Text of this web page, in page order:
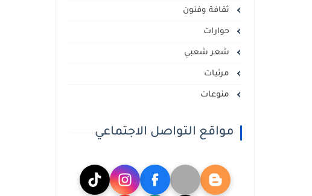
ثقافة وفنون
حوارات
شعر شعبي
مرئيات
منوعات
مواقع التواصل الاجتماعي